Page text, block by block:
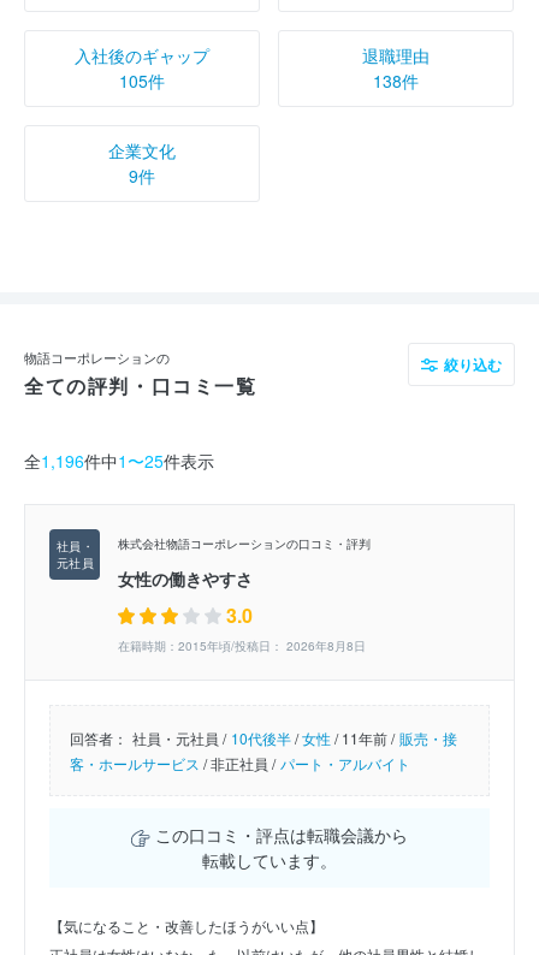
入社後のギャップ
105件
退職理由
138件
企業文化
9件
物語コーポレーションの
全ての評判・口コミ一覧
絞り込む
全1,196件中1〜25件表示
株式会社物語コーポレーションの口コミ・評判
女性の働きやすさ
3.0
在籍時期：2015年頃/投稿日： 2026年8月8日
回答者： 社員・元社員 / 10代後半/女性/11年前 / 販売・接
客・ホールサービス /非正社員 / パート・アルバイト
この口コミ・評点は転職会議から
転載しています。
【気になること・改善したほうがいい点】